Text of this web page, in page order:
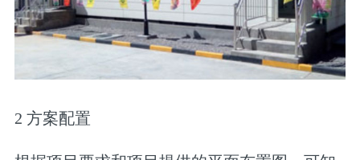
2 方案配置